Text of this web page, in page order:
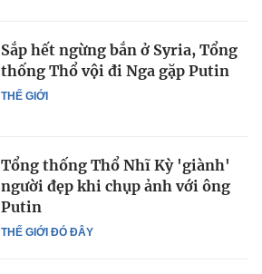
THẾ GIỚI
Sắp hết ngừng bắn ở Syria, Tổng
thống Thổ vội đi Nga gặp Putin
THẾ GIỚI ĐÓ ĐÂY
Tổng thống Thổ Nhĩ Kỳ 'giành'
người đẹp khi chụp ảnh với ông
Putin